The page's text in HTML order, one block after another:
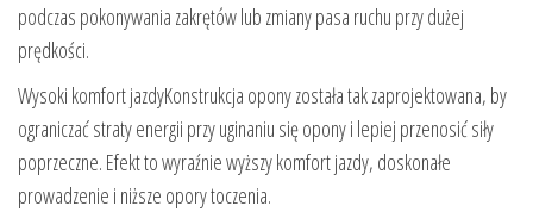
podczas pokonywania zakrętów lub zmiany pasa ruchu przy dużej
prędkości.
Wysoki komfort jazdyKonstrukcja opony została tak zaprojektowana, by
ograniczać straty energii przy uginaniu się opony i lepiej przenosić siły
poprzeczne. Efekt to wyraźnie wyższy komfort jazdy, doskonałe
prowadzenie i niższe opory toczenia.